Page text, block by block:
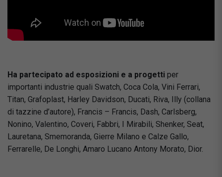
Ha partecipato ad esposizioni e a progetti per
importanti industrie quali Swatch, Coca Cola, Vini Ferrari,
Titan, Grafoplast, Harley Davidson, Ducati, Riva, Illy (collana
di tazzine d’autore), Francis – Francis, Dash, Carlsberg,
Nonino, Valentino, Coveri, Fabbri, I Mirabili, Shenker, Seat,
Lauretana, Smemoranda, Gierre Milano e Calze Gallo,
Ferrarelle, De Longhi, Amaro Lucano Antony Morato, Dior.